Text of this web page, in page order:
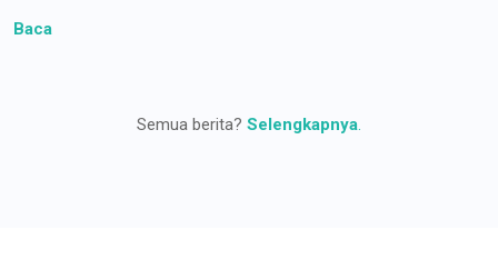
Baca
Semua berita? Selengkapnya